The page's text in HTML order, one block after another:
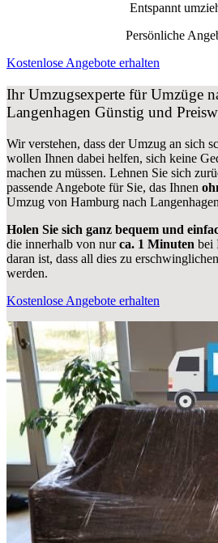
Entspannt
Persönliche
Kostenlose Angebote erhalten
Ihr Umzugsexperte für Umzüge
Langenhagen Günstig und
Wir verstehen, dass der Umzug an sich
wollen Ihnen dabei helfen, sich keine
machen zu müssen. Lehnen Sie sich
passende Angebote für Sie, das Ihnen
Umzug von Hamburg nach
Holen Sie sich ganz bequem und
die innerhalb von nurca. 1 Minuten bei
daran ist, dass all dies zu
werden.
Kostenlose Angebote erhalten